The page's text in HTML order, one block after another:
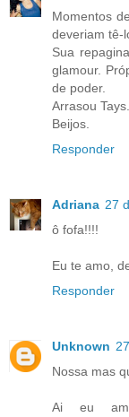
Momentos
deveriam tê-
Sua
glamour.
de poder.
Arrasou Tays.
Beijos.
Responder
Adriana 27
ô fofa!!!!
Eu te amo,
Responder
Unknown
Nossa mas
Ai eu